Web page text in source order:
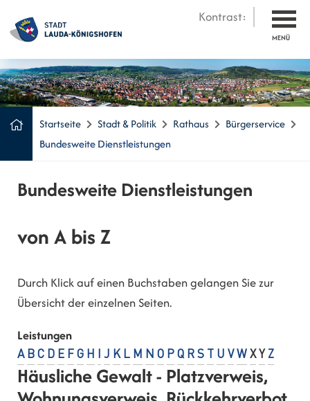
Kontrast:
MENÜ
Startseite Stadt & Politik Rathaus
Bürgerservice
Bundesweite Dienstleistungen
Bundesweite Dienstleistungen
von A bis Z
Durch Klick auf einen Buchstaben gelangen Sie zur
Übersicht der einzelnen Seiten.
Leistungen
A B C D E F G H J K L M N O P Q R S U V W X Y Z
Häusliche Gewalt - Platzverweis,